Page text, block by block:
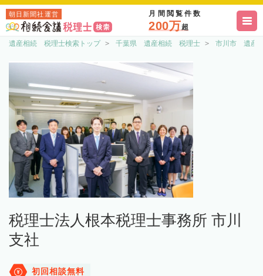
朝日新聞社運営 月間閲覧件数
200万超
遺産相続 税理士検索トップ 千葉県 遺産相続 税理士 市川市 遺産
税理士法人根本税理士事務所 市川
支社
初回相談無料